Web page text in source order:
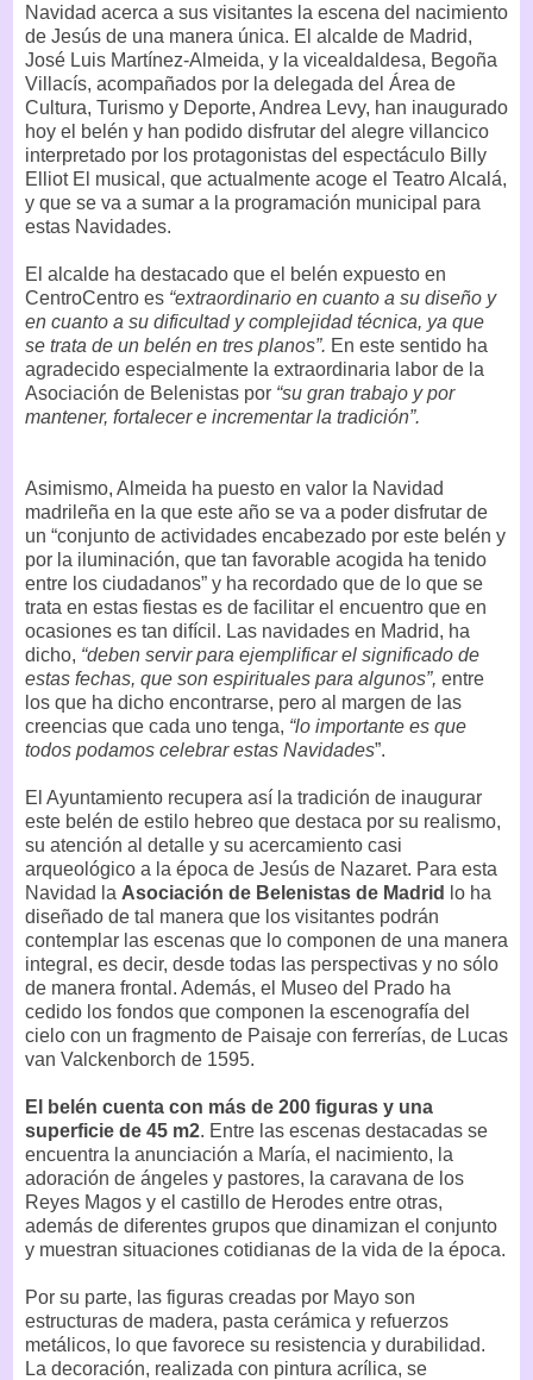
Navidad acerca a sus visitantes la escena del nacimiento
de Jesús de una manera única. El alcalde de Madrid,
José Luis Martínez-Almeida, y la vicealdaldesa, Begoña
Villacís, acompañados por la delegada del Área de
Cultura, Turismo y Deporte, Andrea Levy, han inaugurado
hoy el belén y han podido disfrutar del alegre villancico
interpretado por los protagonistas del espectáculo Billy
Elliot El musical, que actualmente acoge el Teatro Alcalá,
y que se va a sumar a la programación municipal para
estas Navidades.
El alcalde ha destacado que el belén expuesto en
CentroCentro es “extraordinario en cuanto a su diseño y
en cuanto a su dificultad y complejidad técnica, ya que
se trata de un belén en tres planos”. En este sentido ha
agradecido especialmente la extraordinaria labor de la
Asociación de Belenistas por “su gran trabajo y por
mantener, fortalecer e incrementar la tradición”.
Asimismo, Almeida ha puesto en valor la Navidad
madrileña en la que este año se va a poder disfrutar de
un “conjunto de actividades encabezado por este belén y
por la iluminación, que tan favorable acogida ha tenido
entre los ciudadanos” y ha recordado que de lo que se
trata en estas fiestas es de facilitar el encuentro que en
ocasiones es tan difícil. Las navidades en Madrid, ha
dicho, “deben servir para ejemplificar el significado de
estas fechas, que son espirituales para algunos”, entre
los que ha dicho encontrarse, pero al margen de las
creencias que cada uno tenga, “lo importante es que
todos podamos celebrar estas Navidades”.
El Ayuntamiento recupera así la tradición de inaugurar
este belén de estilo hebreo que destaca por su realismo,
su atención al detalle y su acercamiento casi
arqueológico a la época de Jesús de Nazaret. Para esta
Navidad la Asociación de Belenistas de Madrid
lo ha
diseñado de tal manera que los visitantes podrán
contemplar las escenas que lo componen de una manera
integral, es decir, desde todas las perspectivas y no sólo
de manera frontal. Además, el Museo del Prado ha
cedido los fondos que componen la escenografía del
cielo con un fragmento de Paisaje con ferrerías, de Lucas
van Valckenborch de 1595.
El belén cuenta con más de 200 figuras y una
superficie de 45 m2. Entre las escenas destacadas se
encuentra la anunciación a María, el nacimiento, la
adoración de ángeles y pastores, la caravana de los
Reyes Magos y el castillo de Herodes entre otras,
además de diferentes grupos que dinamizan el conjunto
y muestran situaciones cotidianas de la vida de la época.
Por su parte, las figuras creadas por Mayo son
estructuras de madera, pasta cerámica y refuerzos
metálicos, lo que favorece su resistencia y durabilidad.
La decoración, realizada con pintura acrílica, se